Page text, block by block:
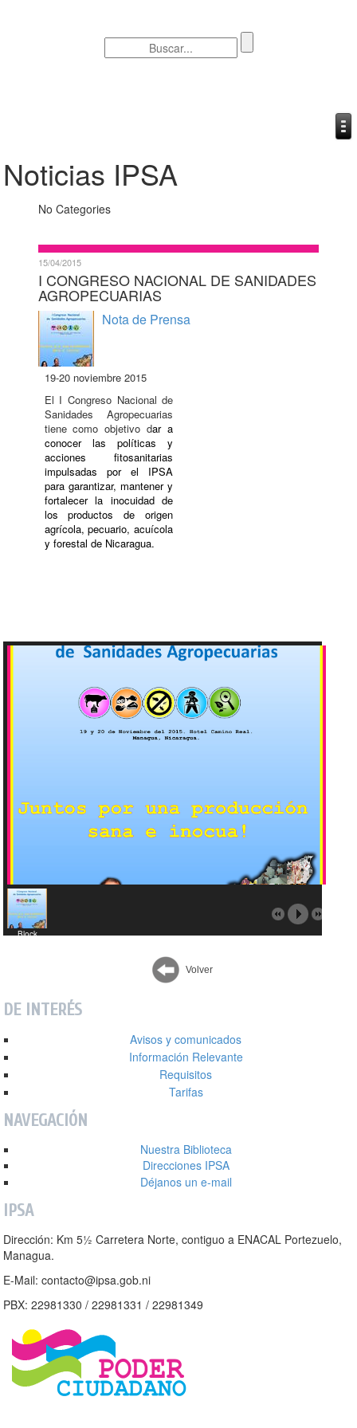
Noticias IPSA
No Categories
15/04/2015
I CONGRESO NACIONAL DE SANIDADES
AGROPECUARIAS
Nota de Prensa
19-20 noviembre 2015
El I Congreso Nacional de
Sanidades Agropecuarias
tiene como objetivo dar a
conocer las políticas y
acciones fitosanitarias
impulsadas por el IPSA
para garantizar, mantener y
fortalecer la inocuidad de
los productos de origen
agrícola, pecuario, acuícola
y forestal de Nicaragua.
Block
Volver
DE INTERÉS
Avisos y comunicados
Información Relevante
Requisitos
Tarifas
NAVEGACIÓN
Nuestra Biblioteca
Direcciones IPSA
Déjanos un e-mail
IPSA
Dirección: Km 5½ Carretera Norte, contiguo a ENACAL Portezuelo,
Managua.
E-Mail: contacto@ipsa.gob.ni
PBX: 22981330 / 22981331 / 22981349